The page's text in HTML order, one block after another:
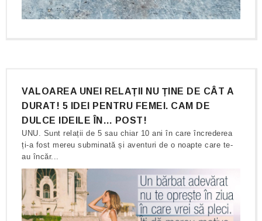
VALOAREA UNEI RELAȚII NU ȚINE DE CÂT A
DURAT! 5 IDEI PENTRU FEMEI. CAM DE
DULCE IDEILE ÎN… POST!
UNU. Sunt relații de 5 sau chiar 10 ani în care încrederea
ți-a fost mereu subminată și aventuri de o noapte care te-
au încăr...